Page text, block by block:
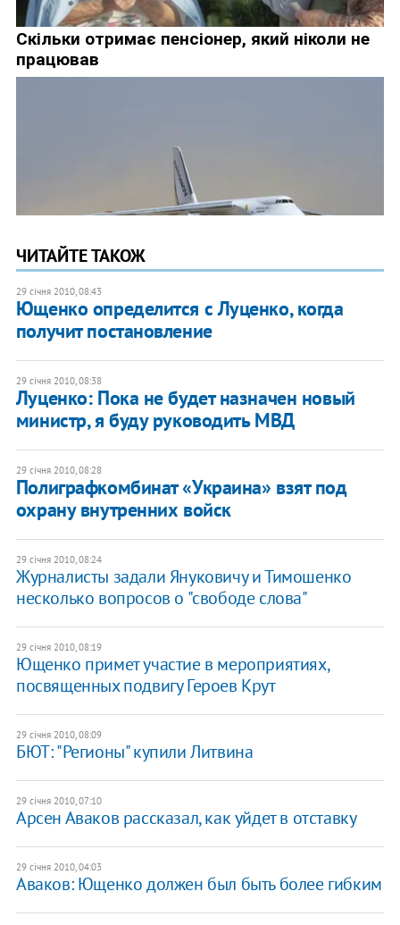
ЧИТАЙТЕ ТАКОЖ
29 січня 2010, 08:43
Ющенко определится с Луценко, когда
получит постановление
29 січня 2010, 08:38
Луценко: Пока не будет назначен новый
министр, я буду руководить МВД
29 січня 2010, 08:28
Полиграфкомбинат «Украина» взят под
охрану внутренних войск
29 січня 2010, 08:24
Журналисты задали Януковичу и Тимошенко
несколько вопросов о "свободе слова"
29 січня 2010, 08:19
Ющенко примет участие в мероприятиях,
посвященных подвигу Героев Крут
29 січня 2010, 08:09
БЮТ: "Регионы" купили Литвина
29 січня 2010, 07:10
Арсен Аваков рассказал, как уйдет в отставку
29 січня 2010, 04:03
Аваков: Ющенко должен был быть более гибким